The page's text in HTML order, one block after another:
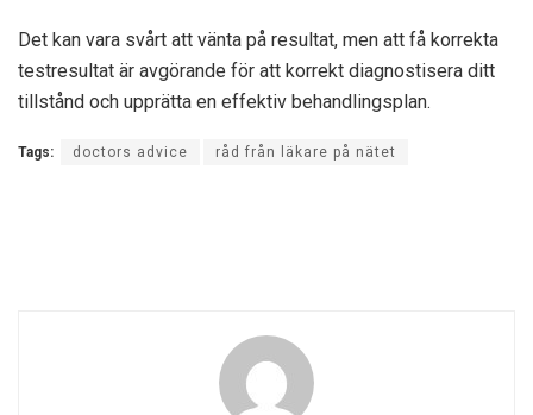
Det kan vara svårt att vänta på resultat, men att få korrekta
testresultat är avgörande för att korrekt diagnostisera ditt
tillstånd och upprätta en effektiv behandlingsplan.
Tags: doctors advice råd från läkare på nätet